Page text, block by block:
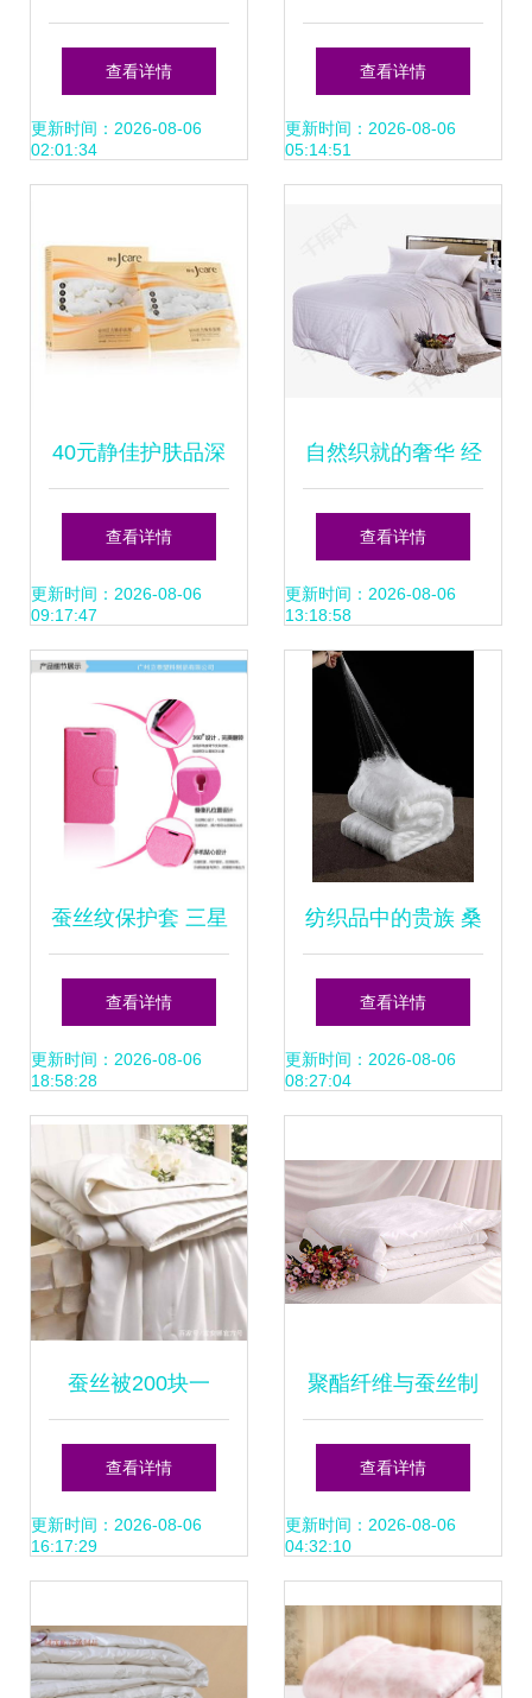
轻暖的诗意絮语
查看详情
更新时间：2026-08-06
02:01:34
韵 湛江半岛丝
绸“100%桑蚕丝”旗
查看详情
更新时间：2026-08-06
05:14:51
40元静佳护肤品深
度解析 价格、品质
与蚕丝制品亮点
查看详情
更新时间：2026-08-06
09:17:47
自然织就的奢华 经
典白色蚕丝被的高
清素材鉴赏
查看详情
更新时间：2026-08-06
13:18:58
蚕丝纹保护套 三星
S5翻盖手机套的优
雅之选
查看详情
更新时间：2026-08-06
18:58:28
纺织品中的贵族 桑
蚕丝与蚕丝制品
查看详情
更新时间：2026-08-06
08:27:04
蚕丝被200块一
床？7个小方法教
您轻松鉴别蚕丝被
查看详情
更新时间：2026-08-06
16:17:29
聚酯纤维与蚕丝制
品的巅峰对决 你的
被子到底选哪种？
查看详情
更新时间：2026-08-06
04:32:10